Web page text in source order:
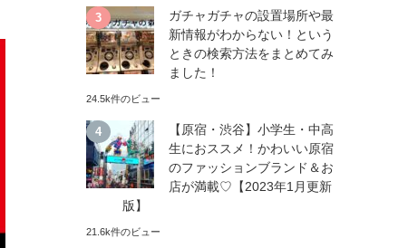
ガチャガチャの設置場所や最
新情報がわからない！という
ときの検索方法をまとめてみ
ました！
24.5k件のビュー
【原宿・渋谷】小学生・中高
生におススメ！かわいい原宿
のファッションブランド＆お
店が満載♡【2023年1月更新
版】
21.6k件のビュー